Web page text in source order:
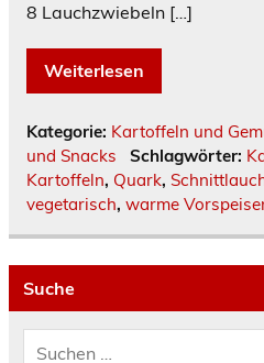
8 Lauchzwiebeln […]
Weiterlesen
Kategorie: Kartoffeln und
und Snacks
Schlagwörter:
Kartoffeln, Quark,
vegetarisch, warme
Suche